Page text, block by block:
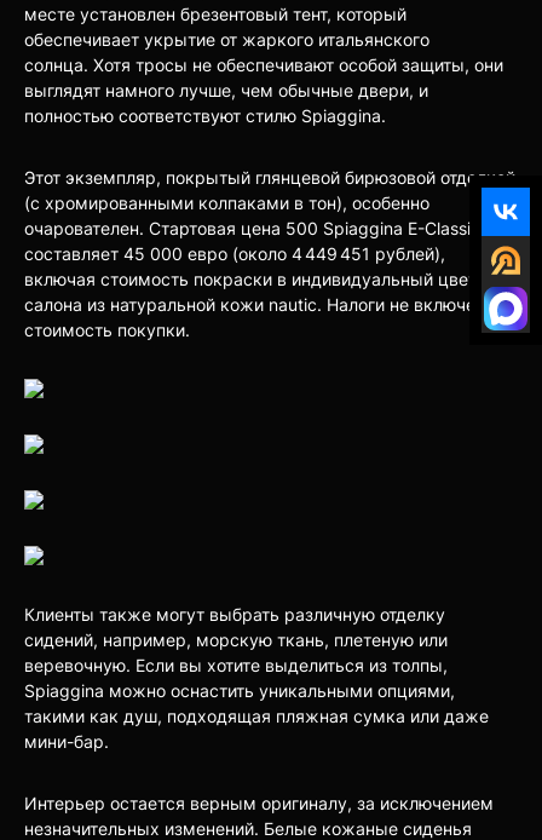
месте установлен брезентовый тент, который
обеспечивает укрытие от жаркого итальянского
солнца. Хотя тросы не обеспечивают особой защиты, они
выглядят намного лучше, чем обычные двери, и
полностью соответствуют стилю Spiaggina.
Этот экземпляр, покрытый глянцевой бирюзовой отделкой
(с хромированными колпаками в тон), особенно
очарователен. Стартовая цена 500 Spiaggina E-Classic
составляет 45 000 евро (около 4 449 451 рублей),
включая стоимость покраски в индивидуальный цвет и
салона из натуральной кожи nautic. Налоги не включены в
стоимость покупки.
Клиенты также могут выбрать различную отделку
сидений, например, морскую ткань, плетеную или
веревочную. Если вы хотите выделиться из толпы,
Spiaggina можно оснастить уникальными опциями,
такими как душ, подходящая пляжная сумка или даже
мини-бар.
Интерьер остается верным оригиналу, за исключением
незначительных изменений. Белые кожаные сиденья